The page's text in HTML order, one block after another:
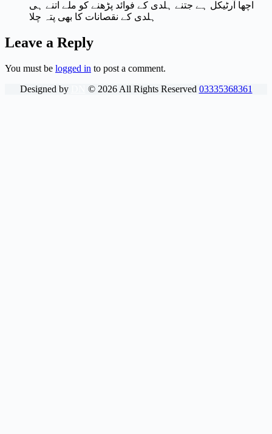
اچھا آرٹیکل ہے جتنے ہلدی کے فوائد پڑھنے کو ملے اتنے ہی
ہلدی کے نقصانات کا بھی پتہ چلا
Leave a Reply
You must be logged in to post a comment.
Designed by
© 2026All Rights Reserved 03335368361